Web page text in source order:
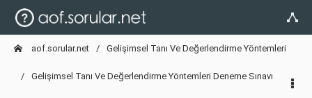
aof.sorular.net Gelişimsel Tanı Ve Değerlendirme Yöntemleri
Gelişimsel Tanı Ve Değerlendirme Yöntemleri Deneme Sınavı